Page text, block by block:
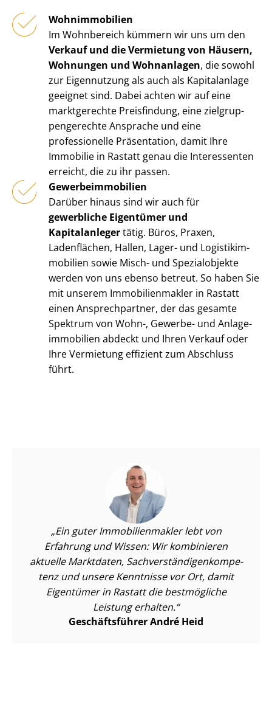
Wohnimmobilien
Im Wohnbereich kümmern wir uns um den
Verkauf und die Vermietung von Häusern,
Wohnungen und Wohnanlagen, die sowohl
zur Eigennutzung als auch als Kapitalanlage
geeignet sind. Dabei achten wir auf eine
marktgerechte Preisfindung, eine ziel­grup­
pen­ge­rech­te Ansprache und eine
professionelle Präsentation, damit Ihre
Immobilie in Rastatt genau die Interessenten
erreicht, die zu ihr passen.
Ge­wer­be­im­mo­bi­li­en
Darüber hinaus sind wir auch für
gewerbliche Eigentümer und
Kapitalanlegertätig. Büros, Praxen,
Ladenflächen, Hallen, Lager- und Lo­gis­tik­im­
mo­bi­li­en sowie Misch- und Spezialobjekte
werden von uns ebenso betreut. So haben Sie
mit unserem Im­mo­bi­li­en­mak­ler in Rastatt
einen Ansprechpartner, der das gesamte
Spektrum von Wohn-, Gewerbe- und An­la­ge­
im­mo­bi­li­en abdeckt und Ihren Verkauf oder
Ihre Vermietung effizient zum Abschluss
führt.
Ein guter Im­mo­bi­li­en­mak­ler lebt von
Erfahrung und Wissen: Wir kombinieren
aktuelle Marktdaten, Sach­ver­stän­di­gen­kom­pe­
tenz und unsere Kenntnisse vor Ort, damit
Eigentümer in Rastatt die bestmögliche
Leistung erhalten.
Geschäftsführer André Heid